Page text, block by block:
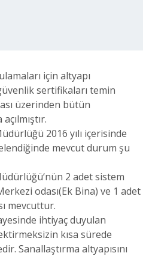
için altyapı
sertifikaları temin
üzerinden bütün
2016 yılı içerisinde
mevcut durum şu
2 adet sistem
odası(Ek Bina) ve 1 adet
mevcuttur.
ihtiyaç duyulan
kısa sürede
Sanallaştırma altyapısını